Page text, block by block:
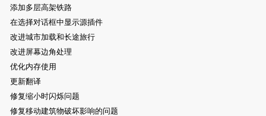
添加多层高架铁路
在选择对话框中显示源插件
改进城市加载和长途旅行
改进屏幕边角处理
优化内存使用
更新翻译
修复缩小时闪烁问题
修复移动建筑物破坏影响的问题